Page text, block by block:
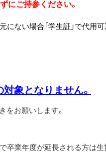
ご持参ください。
にない場合「学生証」で代用可
象となりません。
をお願いします。
卒業年度が延長される方は